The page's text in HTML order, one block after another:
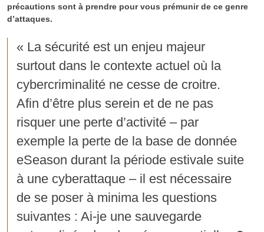
précautions sont à prendre pour vous prémunir de ce genre
d’attaques.
« La sécurité est un enjeu majeur
surtout dans le contexte actuel où la
cybercriminalité ne cesse de croitre.
Afin d’être plus serein et de ne pas
risquer une perte d’activité – par
exemple la perte de la base de donnée
eSeason durant la période estivale suite
à une cyberattaque – il est nécessaire
de se poser à minima les questions
suivantes : Ai-je une sauvegarde